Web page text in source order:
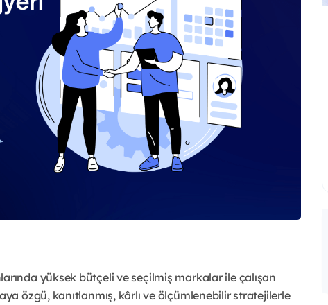
yüksek bütçeli ve seçilmiş markalar ile çalışan
özgü, kanıtlanmış, kârlı ve ölçümlenebilir stratejilerle